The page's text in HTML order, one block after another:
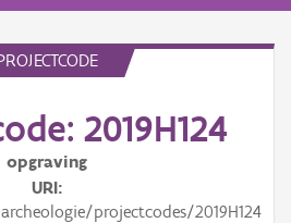
2019H124
opgraving
URI
projectcodes/2019H124